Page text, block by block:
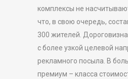
комплексы не
что, в свою очередь,
300 жителей.
с более узкой целевой
рекламного посыла. В
премиум – класса